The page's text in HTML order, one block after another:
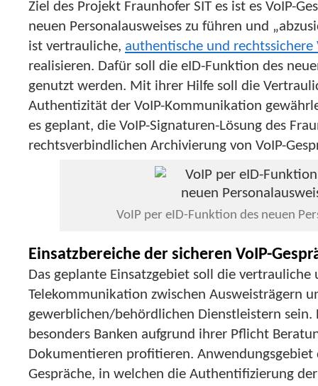
Ziel des Projekt Fraunhofer SIT es ist es VoIP-
neuen Personalausweises zu führen und
ist vertrauliche, authentische und
realisieren. Dafür soll die eID-Funktion des
genutzt werden. Mit ihrer Hilfe soll die
Authentizität der VoIP-Kommunikation
es geplant, die VoIP-Signaturen-Lösung des
rechtsverbindlichen Archivierung von VoIP-
VoIP per eID-Funktion des neuen
Einsatzbereiche der sicheren VoIP-
Das geplante Einsatzgebiet soll die
Telekommunikation zwischen Ausweisträgern
gewerblichen/behördlichen Dienstleistern sein.
besonders Banken aufgrund ihrer Pflicht
Dokumentieren profitieren. Anwendungsgebiet
Gespräche, in welchen die Authentifizierung